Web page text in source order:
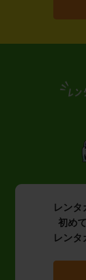
レンタ
初め
レン